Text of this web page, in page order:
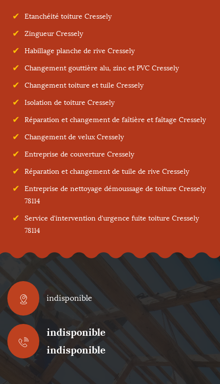
Etanchéité toiture Cressely
Zingueur Cressely
Habillage planche de rive Cressely
Changement gouttière alu, zinc et PVC Cressely
Changement toiture et tuile Cressely
Isolation de toiture Cressely
Réparation et changement de faîtière et faîtage Cressely
Changement de velux Cressely
Entreprise de couverture Cressely
Réparation et changement de tuile de rive Cressely
Entreprise de nettoyage démoussage de toiture Cressely
78114
Service d'intervention d'urgence fuite toiture Cressely
78114
indisponible
indisponible
indisponible